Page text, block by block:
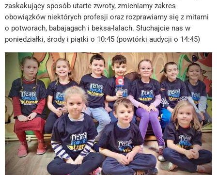
zaskakujący sposób utarte zwroty, zmieniamy zakres
obowiązków niektórych profesji oraz rozprawiamy się z mitami
o potworach, babajagach i beksa-lalach. Słuchajcie nas w
poniedziałki, środy i piątki o 10:45 (powtórki audycji o 14:45)